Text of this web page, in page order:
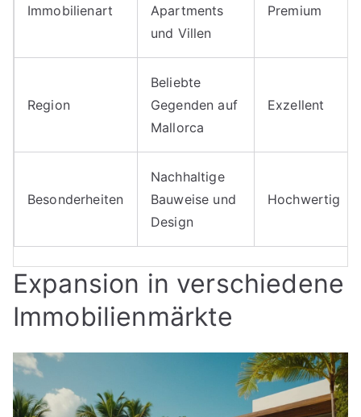
Immobilienart
Apartments
und Villen
Premium
Region
Beliebte
Gegenden auf
Mallorca
Exzellent
Besonderheiten
Nachhaltige
Bauweise und
Design
Hochwertig
Expansion in verschiedene
Immobilienmärkte